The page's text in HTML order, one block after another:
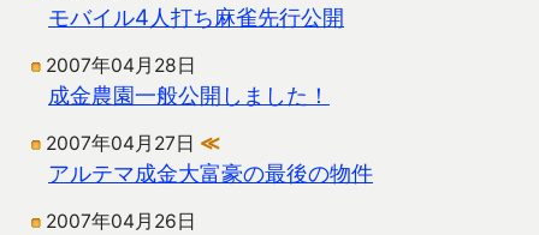
モバイル4人打ち麻雀先行公開
2007年04月28日
成金農園一般公開しました！
2007年04月27日 ≪
アルテマ成金大富豪の最後の物件
2007年04月26日